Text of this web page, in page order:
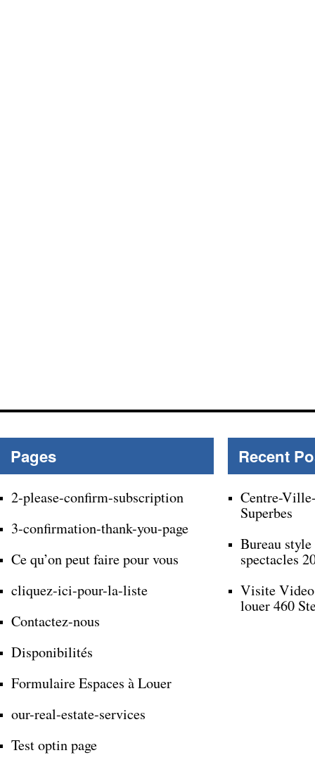
Pages
2-please-confirm-subscription
3-confirmation-thank-you-page
Ce qu’on peut faire pour vous
cliquez-ici-pour-la-liste
Contactez-nous
Disponibilités
Formulaire Espaces à Louer
our-real-estate-services
Test optin page
Recent
Centre-
Superbes
Bureau
spectacles
Visite
louer 460